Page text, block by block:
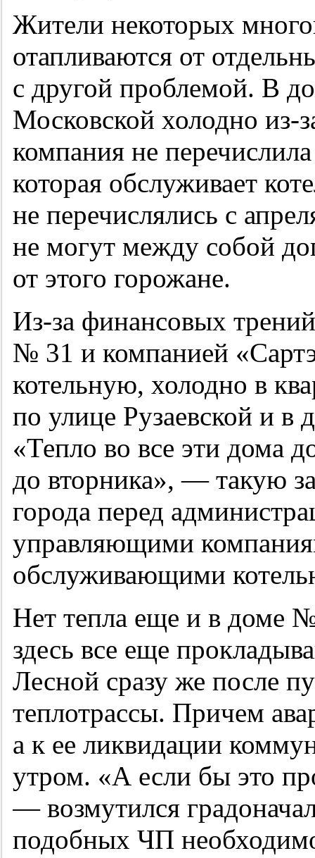
Жители некоторых
отапливаются от
с другой проблемой. В
Московской холодно из-
компания не
которая обслуживает
не перечислялись с
не могут между собой
от этого горожане.
Из-за финансовых
№ 31 и компанией
котельную, холодно в
по улице Рузаевской и
«Тепло во все эти дома
до вторника», — такую
города перед
управляющими
обслуживающими
Нет тепла еще и в доме
здесь все еще
Лесной сразу же после
теплотрассы. Причем
а к ее ликвидации
утром. «А если бы это
— возмутился
подобных ЧП